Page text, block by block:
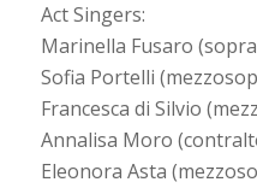
Act Singers:
Marinella Fusaro
Sofia Portelli
Francesca di Silvio
Annalisa Moro
Eleonora Asta